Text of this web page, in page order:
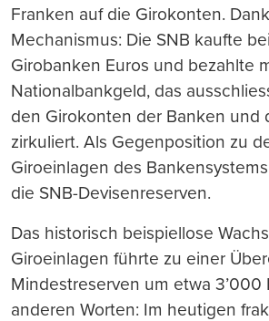
Franken auf die Girokonten.
Mechanismus: Die SNB kaufte
Girobanken Euros und bezahlte
Nationalbankgeld, das
den Girokonten der Banken und
zirkuliert. Als Gegenposition zu
Giroeinlagen des
die SNB-Devisenreserven.
Das historisch beispiellose
Giroeinlagen führte zu einer
Mindestreserven um etwa 3’000
anderen Worten: Im heutigen